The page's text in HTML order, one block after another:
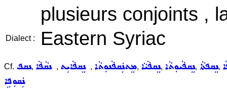
plusieurs conjoints ,
Dialect : Eastern Syriac
Cf. ܢܩܦ, ܢܩܵܦܵܐ , ܢܸܩܦܵܐܝܼܬ , ܡܸܬܢܲܩܦܵܢܘܼܬܵܐ, ܢܸܩܦܵܝܵܐ, ܢܸܩܦܵܝܘܼܬܵܐ, ܢܸܩܦܬܵܐ,
ܢܲܩܘܼܦܹܐ